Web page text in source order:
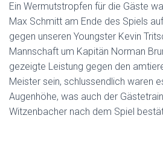
Ein Wermutstropfen für die Gäste
Max Schmitt am Ende des Spiels
gegen unseren Youngster Kevin
Mannschaft um Kapitän Norman
gezeigte Leistung gegen den
Meister sein, schlussendlich waren
Augenhöhe, was auch der
Witzenbacher nach dem Spiel